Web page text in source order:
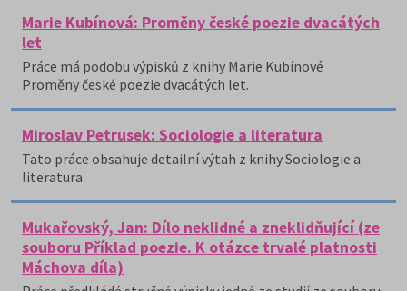
Marie Kubínová: Proměny české poezie dvacátých
let
Práce má podobu výpisků z knihy Marie Kubínové
Proměny české poezie dvacátých let.
Miroslav Petrusek: Sociologie a literatura
Tato práce obsahuje detailní výtah z knihy Sociologie a
literatura.
Mukařovský, Jan: Dílo neklidné a zneklidňující (ze
souboru Příklad poezie. K otázce trvalé platnosti
Máchova díla)